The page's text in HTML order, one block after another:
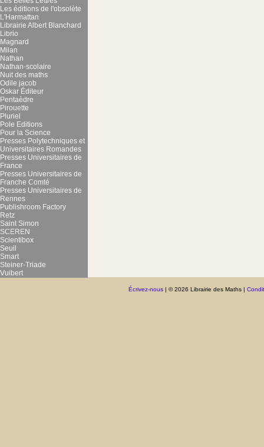
Les éditions de l'obsolète
L'Harmattan
Librairie Albert Blanchard
Librio
Magnard
Milan
Nathan
Nathan-scolaire
Nuit des maths
Odile jacob
Oskar Éditeur
Pentaèdre
Pirouette
Pluriel
Pole Editions
Pour la Science
Presses Polytechniques et
Universitaires Romandes
Presses Universitaires de
France
Presses Universitaires de
Franche Comté
Presses Universitaires de
Rennes
Publishroom Factory
Retz
Saint Simon
SCEREN
Scientibox
Seuil
Smart
Steiner-Triade
Vuibert
Écrivez-nous| © 2026 Librairie des Maths |